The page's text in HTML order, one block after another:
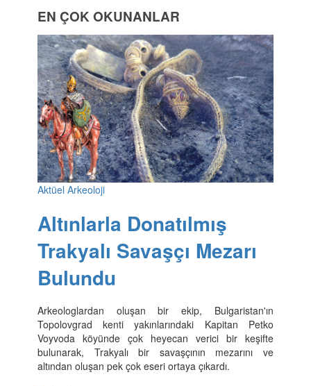
EN ÇOK OKUNANLAR
Aktüel Arkeoloji
Altınlarla Donatılmış
Trakyalı Savaşçı Mezarı
Bulundu
Arkeologlardan oluşan bir ekip, Bulgaristan'ın
Topolovgrad kenti yakınlarındaki Kapitan Petko
Voyvoda köyünde çok heyecan verici bir keşifte
bulunarak, Trakyalı bir savaşçının mezarını ve
altından oluşan pek çok eseri ortaya çıkardı.